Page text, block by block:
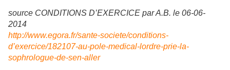
source CONDITIONS D’EXERCICE par A.B. le 06-06-
2014
http://www.egora.fr/sante-societe/conditions-
d’exercice/182107-au-pole-medical-lordre-prie-la-
sophrologue-de-sen-aller